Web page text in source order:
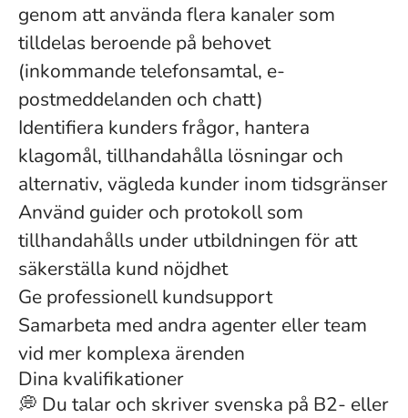
genom att använda flera kanaler som
tilldelas beroende på behovet
(inkommande telefonsamtal, e-
postmeddelanden och chatt)
Identifiera kunders frågor, hantera
klagomål, tillhandahålla lösningar och
alternativ, vägleda kunder inom tidsgränser
Använd guider och protokoll som
tillhandahålls under utbildningen för att
säkerställa kund nöjdhet
Ge professionell kundsupport
Samarbeta med andra agenter eller team
vid mer komplexa ärenden
Dina kvalifikationer
💭 Du talar och skriver svenska på B2- eller